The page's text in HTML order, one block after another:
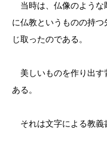
当時は、仏像のような
に仏教というものの持
じ取ったのである。
美しいものを作り出す
ある。
それは文字による教義